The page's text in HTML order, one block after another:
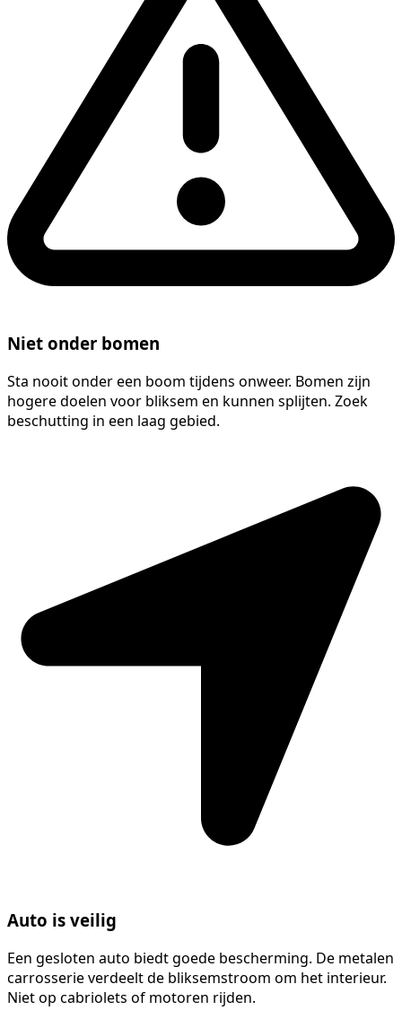
Niet onder bomen
Sta nooit onder een boom tijdens onweer. Bomen zijn
hogere doelen voor bliksem en kunnen splijten. Zoek
beschutting in een laag gebied.
Auto is veilig
Een gesloten auto biedt goede bescherming. De metalen
carrosserie verdeelt de bliksemstroom om het interieur.
Niet op cabriolets of motoren rijden.